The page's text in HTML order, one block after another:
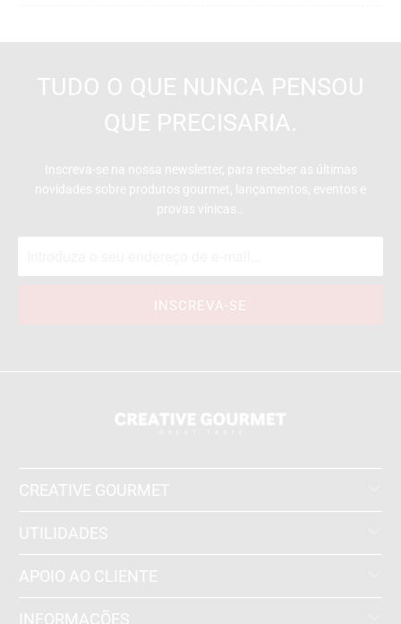
TUDO O QUE NUNCA PENSOU
QUE PRECISARIA.
Inscreva-se na nossa newsletter, para receber as últimas
novidades sobre produtos gourmet, lançamentos, eventos e
provas vínicas…
CREATIVE GOURMET
UTILIDADES
APOIO AO CLIENTE
INFORMAÇÕES